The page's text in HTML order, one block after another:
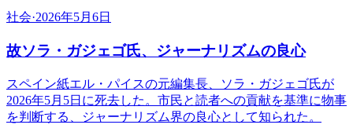
社会·2026年5月6日
故ソラ・ガジェゴ氏、ジャーナリズムの良心
スペイン紙エル・パイスの元編集長、ソラ・ガジェゴ氏が
2026年5月5日に死去した。市民と読者への貢献を基準に物事
を判断する、ジャーナリズム界の良心として知られた。